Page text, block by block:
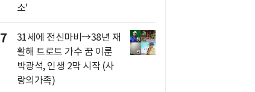
소'
7
31세에 전신마비→38년 재
활해 트로트 가수 꿈 이룬
박광석, 인생 2막 시작 (사
랑의가족)